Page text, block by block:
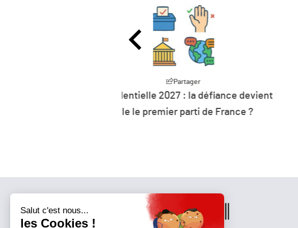
L’humanité vit désormais à crédit
ressources de la planète